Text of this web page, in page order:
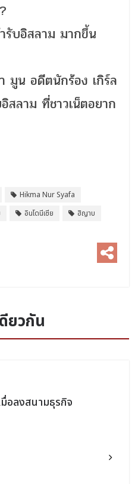
รับอิสลาม มากขึ้น
มูน อดีตนักร้อง เกิร์ล
สลาม ที่ชาวเน็ตอยาก
Hikma Nur Syafa
อินโดนีเซีย
ฮิญาบ
ยวกัน
อลงสนามธุรกิจ